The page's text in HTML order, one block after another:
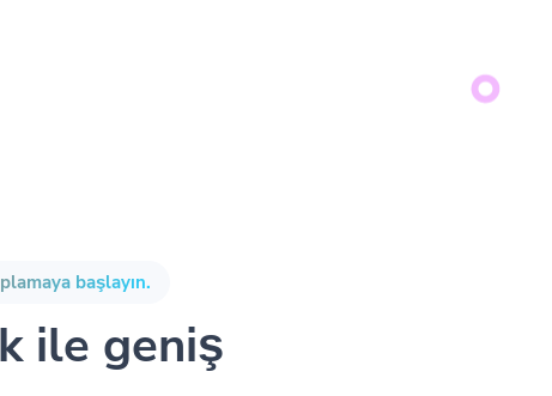
başlayın.
ile geniş